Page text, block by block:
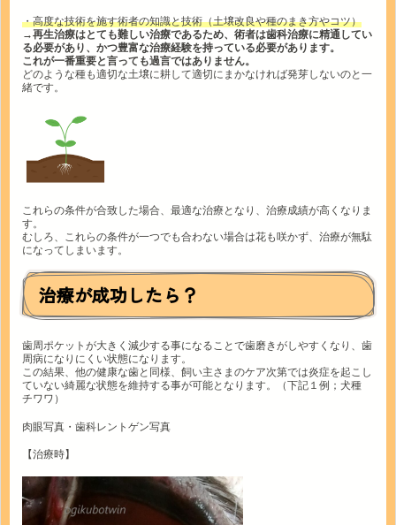
・高度な技術を施す術者の知識と技術（土壌改良や種のまき方やコツ）
→再生治療はとても難しい治療であるため、術者は歯科治療に精通してい
る必要があり、かつ豊富な治療経験を持っている必要があります。
これが一番重要と言っても過言ではありません。
どのような種も適切な土壌に耕して適切にまかなければ発芽しないのと一
緒です。
これらの条件が合致した場合、最適な治療となり、治療成績が高くなりま
す。
むしろ、これらの条件が一つでも合わない場合は花も咲かず、治療が無駄
になってしまいます。
治療が成功したら？
歯周ポケットが大きく減少する事になることで歯磨きがしやすくなり、歯
周病になりにくい状態になります。
この結果、他の健康な歯と同様、飼い主さまのケア次第では炎症を起こし
ていない綺麗な状態を維持する事が可能となります。（下記１例；犬種
チワワ）
肉眼写真・歯科レントゲン写真
【治療時】